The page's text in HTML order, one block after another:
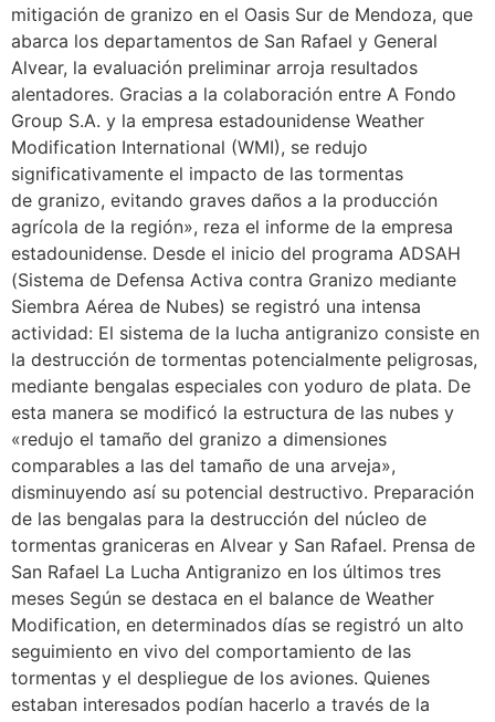
mitigación de granizo en el Oasis Sur de Mendoza, que
abarca los departamentos de San Rafael y General
Alvear, la evaluación preliminar arroja resultados
alentadores. Gracias a la colaboración entre A Fondo
Group S.A. y la empresa estadounidense Weather
Modification International (WMI), se redujo
significativamente el impacto de las tormentas
de granizo, evitando graves daños a la producción
agrícola de la región», reza el informe de la empresa
estadounidense. Desde el inicio del programa ADSAH
(Sistema de Defensa Activa contra Granizo mediante
Siembra Aérea de Nubes) se registró una intensa
actividad: El sistema de la lucha antigranizo consiste en
la destrucción de tormentas potencialmente peligrosas,
mediante bengalas especiales con yoduro de plata. De
esta manera se modificó la estructura de las nubes y
«redujo el tamaño del granizo a dimensiones
comparables a las del tamaño de una arveja»,
disminuyendo así su potencial destructivo. Preparación
de las bengalas para la destrucción del núcleo de
tormentas graniceras en Alvear y San Rafael. Prensa de
San Rafael La Lucha Antigranizo en los últimos tres
meses Según se destaca en el balance de Weather
Modification, en determinados días se registró un alto
seguimiento en vivo del comportamiento de las
tormentas y el despliegue de los aviones. Quienes
estaban interesados podían hacerlo a través de la